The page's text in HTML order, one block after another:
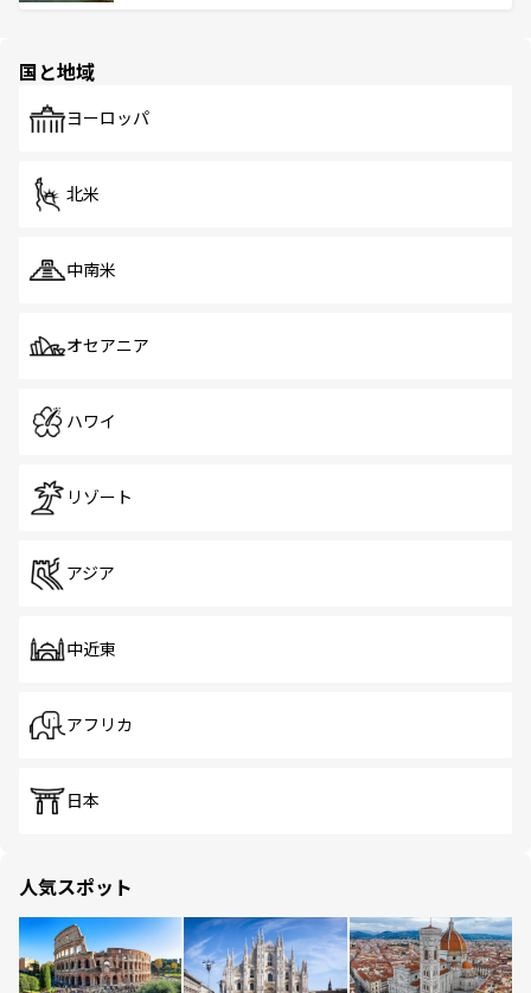
で、ホーカーズは地元の風情を楽しめる外せないスポット
国と地域
ヨーロッパ
北米
中南米
オセアニア
ハワイ
リゾート
アジア
中近東
アフリカ
日本
人気スポット